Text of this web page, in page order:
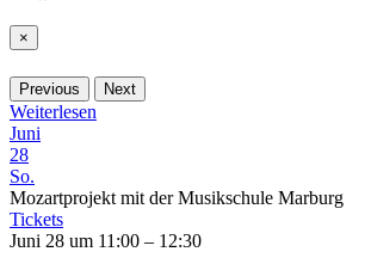
×
Previous Next
Weiterlesen
Juni
28
So.
Mozartprojekt mit der Musikschule Marburg
Tickets
Juni 28 um 11:00 – 12:30